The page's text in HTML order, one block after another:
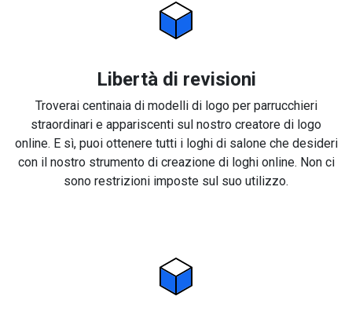
Libertà di revisioni
Troverai centinaia di modelli di logo per parrucchieri
straordinari e appariscenti sul nostro creatore di logo
online. E sì, puoi ottenere tutti i loghi di salone che desideri
con il nostro strumento di creazione di loghi online. Non ci
sono restrizioni imposte sul suo utilizzo.